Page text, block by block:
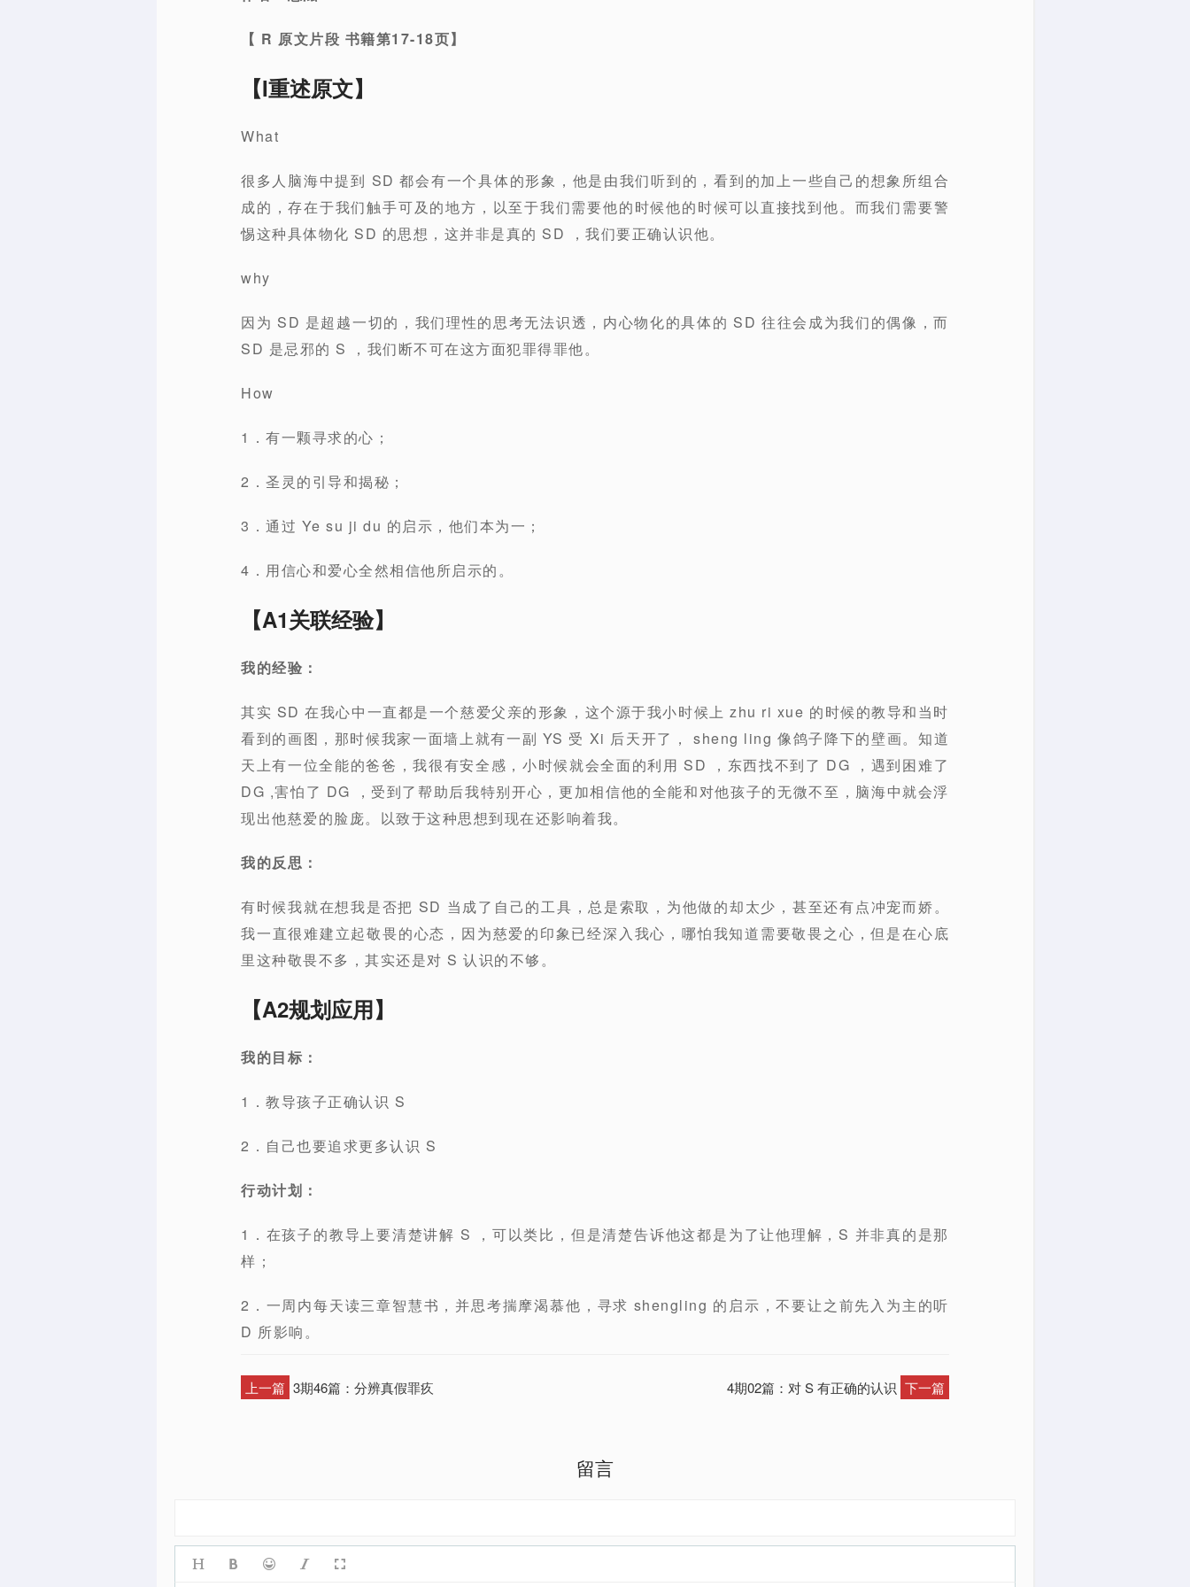
【 R 原文片段 书籍第17-18页】
【I重述原文】
What
很多人脑海中提到 SD 都会有一个具体的形象，他是由我们听到的，看到的加上一些自己的想象所组合
成的，存在于我们触手可及的地方，以至于我们需要他的时候他的时候可以直接找到他。而我们需要警
惕这种具体物化 SD 的思想，这并非是真的 SD ，我们要正确认识他。
why
因为 SD 是超越一切的，我们理性的思考无法识透，内心物化的具体的 SD 往往会成为我们的偶像，而
SD 是忌邪的 S ，我们断不可在这方面犯罪得罪他。
How
1．有一颗寻求的心；
2．圣灵的引导和揭秘；
3．通过 Ye su ji du 的启示，他们本为一；
4．用信心和爱心全然相信他所启示的。
【A1关联经验】
我的经验：
其实 SD 在我心中一直都是一个慈爱父亲的形象，这个源于我小时候上 zhu ri xue 的时候的教导和当时
看到的画图，那时候我家一面墙上就有一副 YS 受 Xi 后天开了， sheng ling 像鸽子降下的壁画。知道
天上有一位全能的爸爸，我很有安全感，小时候就会全面的利用 SD ，东西找不到了 DG ，遇到困难了
DG ,害怕了 DG ，受到了帮助后我特别开心，更加相信他的全能和对他孩子的无微不至，脑海中就会浮
现出他慈爱的脸庞。以致于这种思想到现在还影响着我。
我的反思：
有时候我就在想我是否把 SD 当成了自己的工具，总是索取，为他做的却太少，甚至还有点冲宠而娇。
我一直很难建立起敬畏的心态，因为慈爱的印象已经深入我心，哪怕我知道需要敬畏之心，但是在心底
里这种敬畏不多，其实还是对 S 认识的不够。
【A2规划应用】
我的目标：
1．教导孩子正确认识 S
2．自己也要追求更多认识 S
行动计划：
1．在孩子的教导上要清楚讲解 S ，可以类比，但是清楚告诉他这都是为了让他理解，S 并非真的是那
样；
2．一周内每天读三章智慧书，并思考揣摩渴慕他，寻求 shengling 的启示，不要让之前先入为主的听
D 所影响。
上一篇 3期46篇：分辨真假罪疚 4期02篇：对 S 有正确的认识 下一篇
留言